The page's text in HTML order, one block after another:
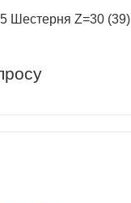
Шестерня Z=30 (39)